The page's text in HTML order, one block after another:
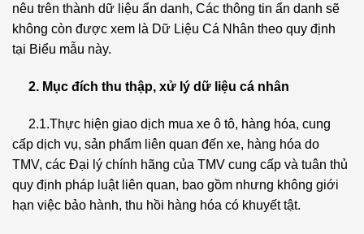
nêu trên thành dữ liệu ẩn danh, Các thông tin ẩn danh sẽ
không còn được xem là Dữ Liệu Cá Nhân theo quy định
tại Biểu mẫu này.
2. Mục đích thu thập, xử lý dữ liệu cá nhân
2.1.Thực hiện giao dịch mua xe ô tô, hàng hóa, cung
cấp dịch vụ, sản phẩm liên quan đến xe, hàng hóa do
TMV, các Đại lý chính hãng của TMV cung cấp và tuân thủ
quy định pháp luật liên quan, bao gồm nhưng không giới
hạn việc bảo hành, thu hồi hàng hóa có khuyết tật.